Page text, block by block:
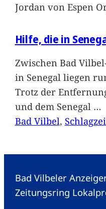
Jordan von Espen
Hilfe, die in
Zwischen Bad
in Senegal liegen
Trotz der
und dem Senegal …
Bad Vilbel,
Bad Vilbeler
Zeitungsring